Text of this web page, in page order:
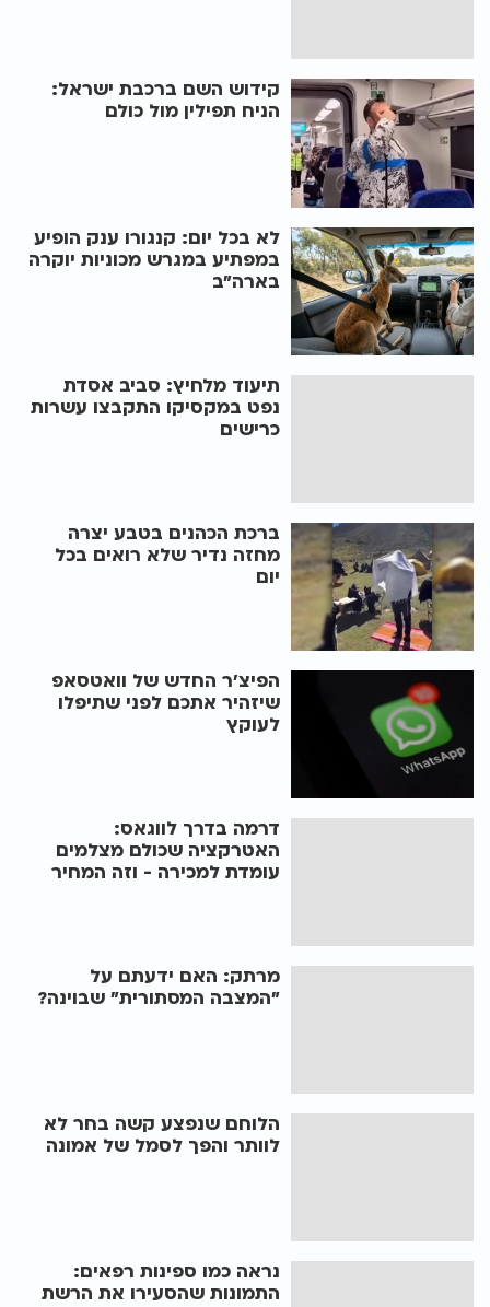
קידוש השם ברכבת ישראל:
הניח תפילין מול כולם
לא בכל יום: קנגורו ענק הופיע
במפתיע במגרש מכוניות יוקרה
בארה"ב
תיעוד מלחיץ: סביב אסדת
נפט במקסיקו התקבצו עשרות
כרישים
ברכת הכהנים בטבע יצרה
מחזה נדיר שלא רואים בכל
יום
הפיצ'ר החדש של וואטסאפ
שיזהיר אתכם לפני שתיפלו
לעוקץ
דרמה בדרך לווגאס:
האטרקציה שכולם מצלמים
עומדת למכירה - וזה המחיר
מרתק: האם ידעתם על
"המצבה המסתורית" שבוינה?
הלוחם שנפצע קשה בחר לא
לוותר והפך לסמל של אמונה
נראה כמו ספינות רפאים:
התמונות שהסעירו את הרשת